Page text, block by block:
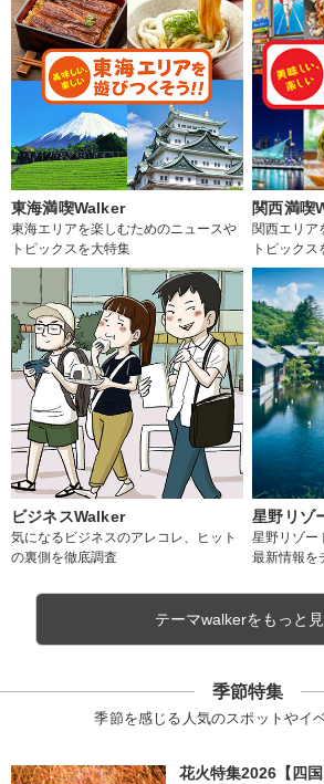
東海満喫Walker
東海エリアを楽しむためのニュースや
トピックスを大特集
関西満喫
関西エリア
トピックス
ビジネスWalker
気になるビジネスのアレコレ、ヒット
の裏側を徹底調査
星野リゾ
星野リゾー
最新情報を
テーマwalkerをもっと
季節特集
季節を感じる人気のスポットやイ
花火特集2026【四国